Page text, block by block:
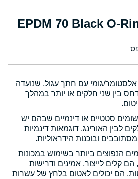
גומי עם חתך עגול, שנועדה
בין שני חלקים או יותר במהלך
סטטיים או דינמיים שבהם יש
לבין האורינג. דוגמאות דינמיות
ובוכנות הידראוליות.
הנפוצים ביותר בשימוש במכונות
הם קלים לייצור, אמינים ודרישות
הם יכולים לאטום בלחץ של עשרות